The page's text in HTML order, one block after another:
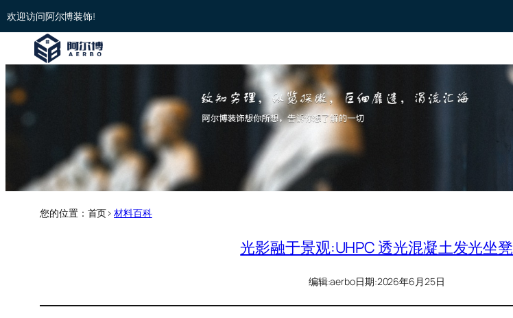
欢迎访问阿尔博装饰!
您的位置：首页>材料百科
光影融于景观:UHPC 透光混凝土发光坐凳
编辑:aerbo日期:2026年6月25日